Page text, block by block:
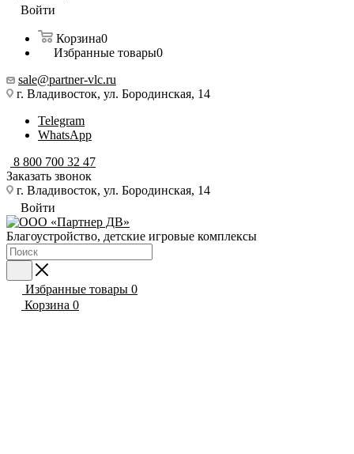
Войти
Корзина0
Избранные товары0
sale@partner-vlc.ru
г. Владивосток, ул. Бородинская, 14
Telegram
WhatsApp
8 800 700 32 47
Заказать звонок
г. Владивосток, ул. Бородинская, 14
Войти
Благоустройство, детские игровые комплексы
Избранные товары 0
Корзина 0